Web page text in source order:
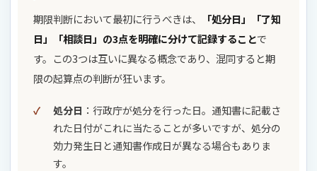
期限判断において最初に行うべきは、
「処分日」「了知
日」「相談日」の3点を明確に分けて記録することで
す。この3つは互いに異なる概念であり、混同すると期
限の起算点の判断が狂います。
処分日 ：行政庁が処分を行った日。通知書に記載さ
れた日付がこれに当たることが多いですが、処分の
効力発生日と通知書作成日が異なる場合もありま
す。